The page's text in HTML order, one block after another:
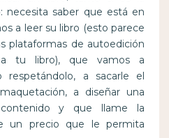
necesita saber que está en
a leer su libro (esto parece
plataformas de autoedición
tu libro), que vamos a
respetándolo, a sacarle el
a diseñar una
y que llame la
un precio que le permita